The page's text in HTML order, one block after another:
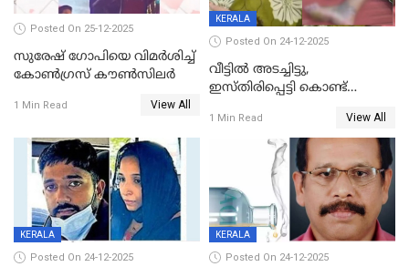
Posted On 25-12-2025
സുരേഷ് ഗോപിയെ വിമര്‍ശിച്ച്
കോണ്‍ഗ്രസ് കൗണ്‍സിലര്‍
1 Min Read View All
KERALA
Posted On 24-12-2025
വീട്ടിൽ അടച്ചിട്ടു,
ഇസ്തിരിപ്പെട്ടി കൊണ്ട്
ഗർഭിണിയായ യുവതിക്ക് ക്രൂര
1 Min Read View All
KERALA
Posted On 24-12-2025
KERALA
Posted On 24-12-2025